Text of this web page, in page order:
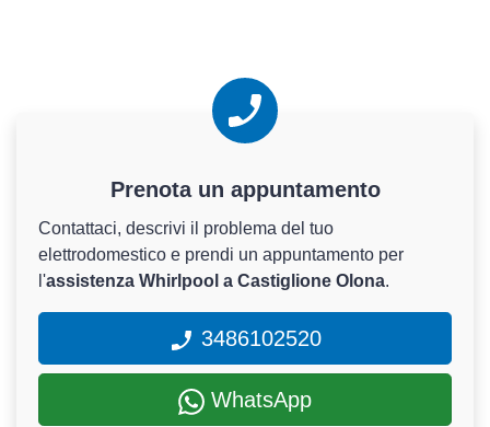
Prenota un appuntamento
Contattaci, descrivi il problema del tuo
elettrodomestico e prendi un appuntamento per
l'assistenza Whirlpool a Castiglione Olona.
3486102520
WhatsApp